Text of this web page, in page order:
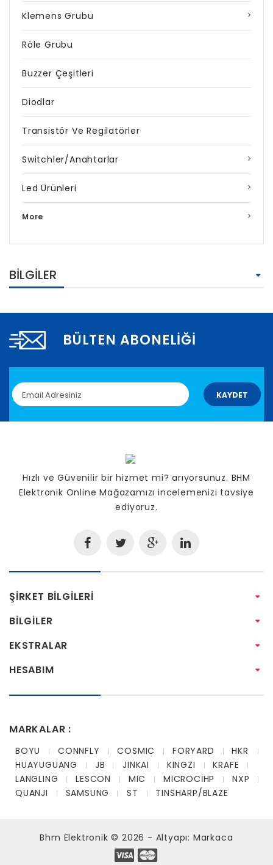
Klemens Grubu
Röle Grubu
Buzzer Çeşitleri
Diodlar
Transistör Ve Regilatörler
Switchler/Anahtarlar
Led Ürünleri
More
BILGILER
BÜLTEN ABONELIĞI
KAYDET
Hızlı ve Güvenilir bir hizmet mi? arıyorsunuz. BHM
Elektronik Online Mağazamızı incelemenizi tavsiye
ediyoruz.
ŞIRKET BILGILERI
BILGILER
EKSTRALAR
HESABIM
MARKALAR :
BOYU CONNFLY COSMIC FORYARD
HKR
HUAYUGUANG
JB JINKAI KINGZI
KRAFE
LANGLING
LESCON MIC MICROCİHP
NXP
QUANJI
SAMSUNG ST TINSHARP/BLAZE
Bhm Elektronik © 2026 - Altyapı: Markaca